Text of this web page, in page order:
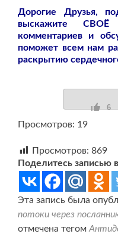
Дорогие Друзья,
выскажите
комментариев и
поможет всем нам
раскрытию
6
Просмотров: 19
Просмотров: 869
Поделитесь записью
Эта запись была
потоки через
отмечена тегом